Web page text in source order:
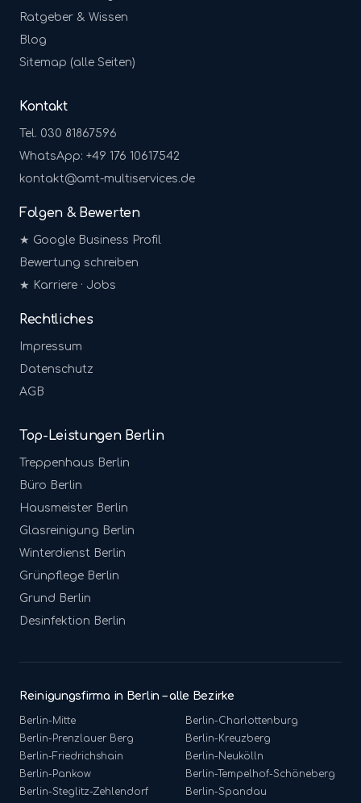
Ratgeber & Wissen
Blog
Sitemap (alle Seiten)
Kontakt
Tel. 030 81867596
WhatsApp: +49 176 10617542
kontakt@amt-multiservices.de
Folgen & Bewerten
★ Google Business Profil
Bewertung schreiben
★ Karriere · Jobs
Rechtliches
Impressum
Datenschutz
AGB
Top-Leistungen Berlin
Treppenhaus Berlin
Büro Berlin
Hausmeister Berlin
Glasreinigung Berlin
Winterdienst Berlin
Grünpflege Berlin
Grund Berlin
Desinfektion Berlin
Reinigungsfirma in Berlin – alle Bezirke
Berlin-Mitte Berlin-Charlottenburg
Berlin-Prenzlauer Berg Berlin-Kreuzberg
Berlin-Friedrichshain Berlin-Neukölln
Berlin-Pankow Berlin- Tempelhof-Schöneberg
Berlin-Steglitz-Zehlendorf Berlin-Spandau